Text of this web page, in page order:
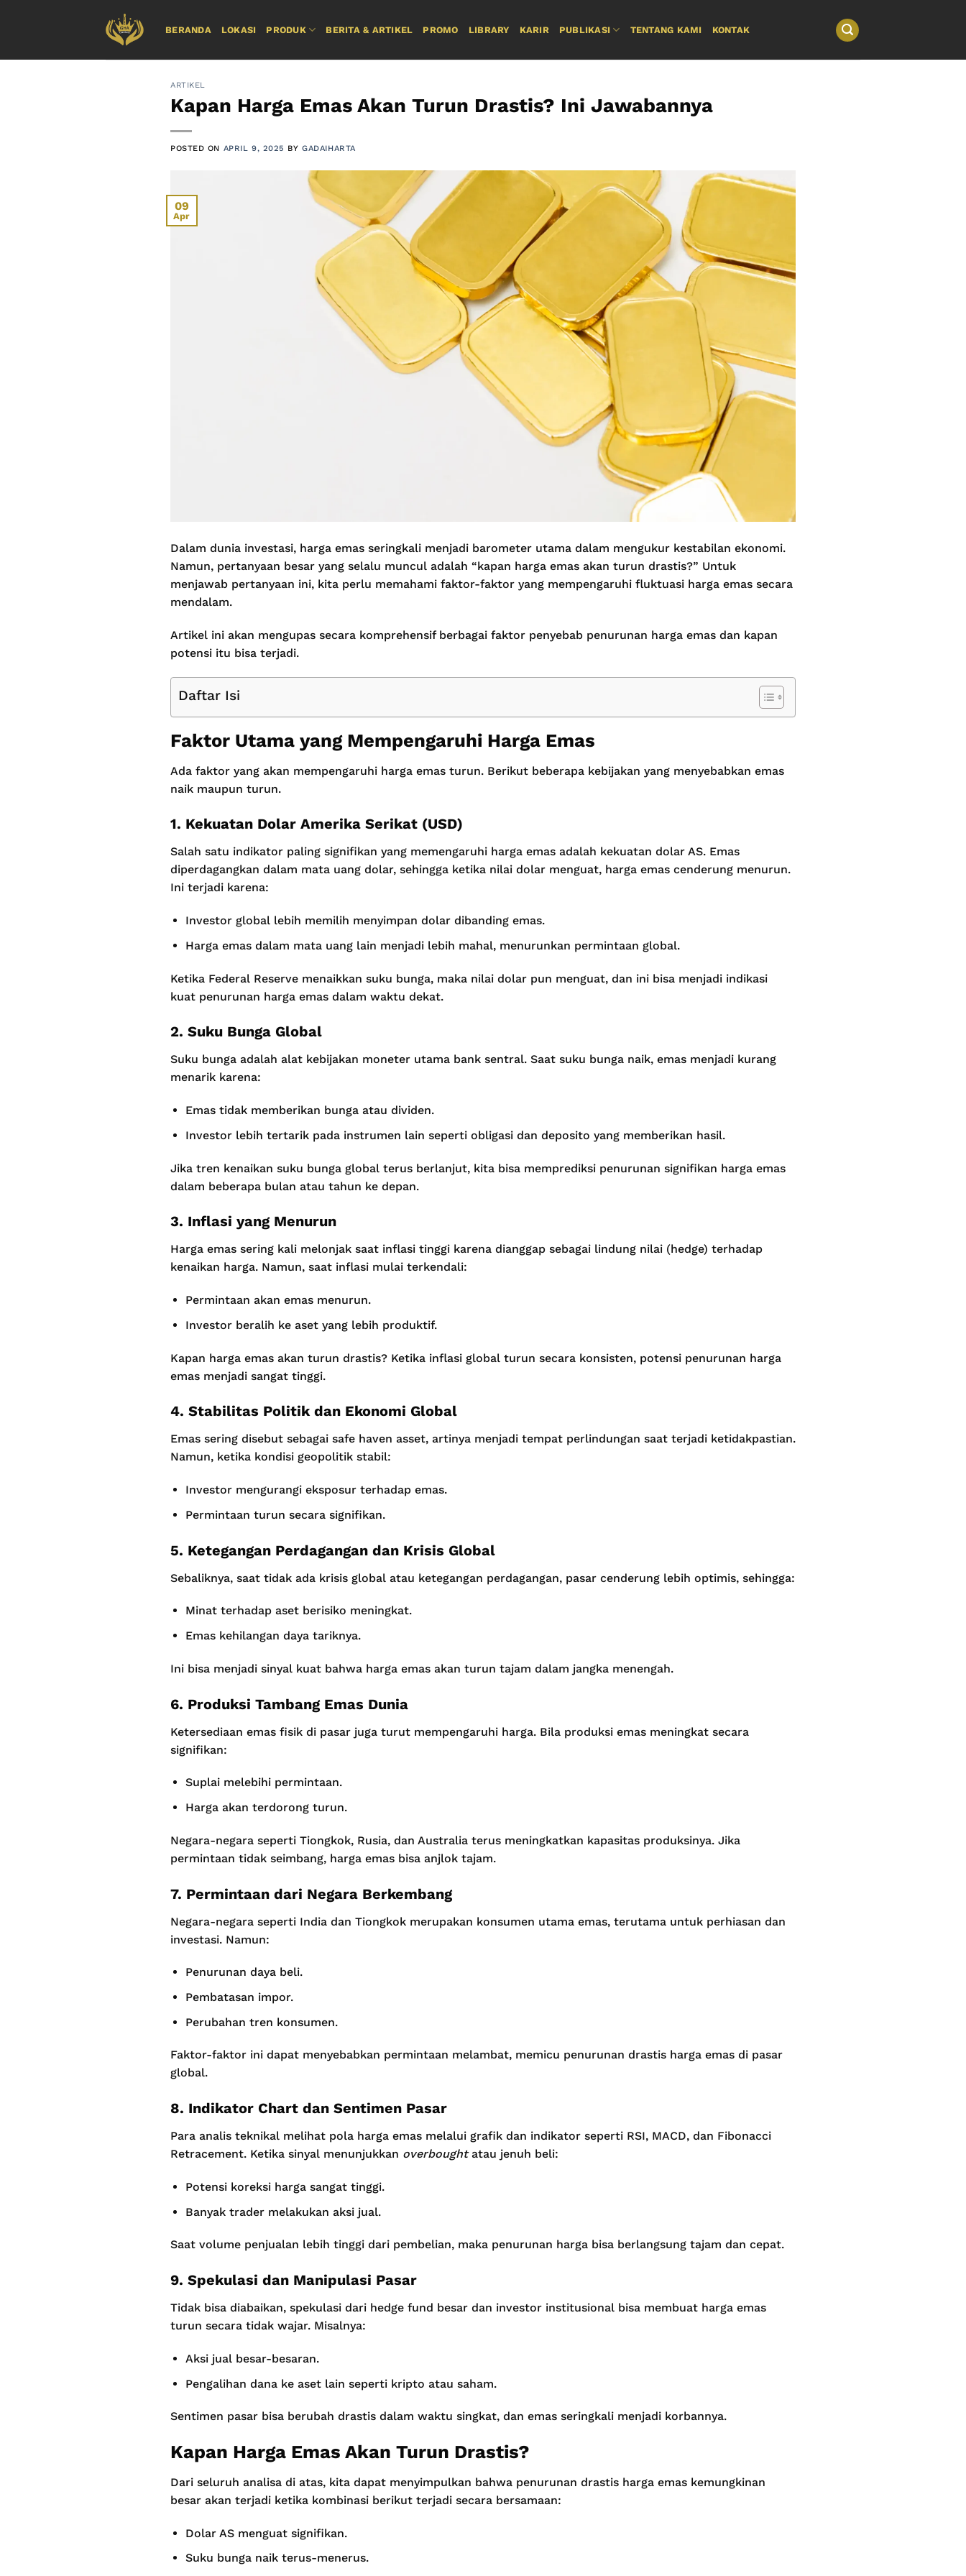
BERANDA LOKASI PRODUK BERITA & ARTIKEL PROMO LIBRARY KARIR PUBLIKASI TENTANG KAMI KONTAK
ARTIKEL
Kapan Harga Emas Akan Turun Drastis? Ini Jawabannya
POSTED ON APRIL 9, 2025 BYGADAIHARTA
09
Apr
Dalam dunia investasi, harga emas seringkali menjadi barometer utama dalam mengukur kestabilan ekonomi.
Namun, pertanyaan besar yang selalu muncul adalah “kapan harga emas akan turun drastis?” Untuk
menjawab pertanyaan ini, kita perlu memahami faktor-faktor yang mempengaruhi fluktuasi harga emas secara
mendalam.
Artikel ini akan mengupas secara komprehensif berbagai faktor penyebab penurunan harga emas dan kapan
potensi itu bisa terjadi.
Daftar Isi
Faktor Utama yang Mempengaruhi Harga Emas
Ada faktor yang akan mempengaruhi harga emas turun. Berikut beberapa kebijakan yang menyebabkan emas
naik maupun turun.
1. Kekuatan Dolar Amerika Serikat (USD)
Salah satu indikator paling signifikan yang memengaruhi harga emas adalah kekuatan dolar AS. Emas
diperdagangkan dalam mata uang dolar, sehingga ketika nilai dolar menguat, harga emas cenderung menurun.
Ini terjadi karena:
Investor global lebih memilih menyimpan dolar dibanding emas.
Harga emas dalam mata uang lain menjadi lebih mahal, menurunkan permintaan global.
Ketika Federal Reserve menaikkan suku bunga, maka nilai dolar pun menguat, dan ini bisa menjadi indikasi
kuat penurunan harga emas dalam waktu dekat.
2. Suku Bunga Global
Suku bunga adalah alat kebijakan moneter utama bank sentral. Saat suku bunga naik, emas menjadi kurang
menarik karena:
Emas tidak memberikan bunga atau dividen.
Investor lebih tertarik pada instrumen lain seperti obligasi dan deposito yang memberikan hasil.
Jika tren kenaikan suku bunga global terus berlanjut, kita bisa memprediksi penurunan signifikan harga emas
dalam beberapa bulan atau tahun ke depan.
3. Inflasi yang Menurun
Harga emas sering kali melonjak saat inflasi tinggi karena dianggap sebagai lindung nilai (hedge) terhadap
kenaikan harga. Namun, saat inflasi mulai terkendali:
Permintaan akan emas menurun.
Investor beralih ke aset yang lebih produktif.
Kapan harga emas akan turun drastis? Ketika inflasi global turun secara konsisten, potensi penurunan harga
emas menjadi sangat tinggi.
4. Stabilitas Politik dan Ekonomi Global
Emas sering disebut sebagai safe haven asset, artinya menjadi tempat perlindungan saat terjadi ketidakpastian.
Namun, ketika kondisi geopolitik stabil:
Investor mengurangi eksposur terhadap emas.
Permintaan turun secara signifikan.
5. Ketegangan Perdagangan dan Krisis Global
Sebaliknya, saat tidak ada krisis global atau ketegangan perdagangan, pasar cenderung lebih optimis, sehingga:
Minat terhadap aset berisiko meningkat.
Emas kehilangan daya tariknya.
Ini bisa menjadi sinyal kuat bahwa harga emas akan turun tajam dalam jangka menengah.
6. Produksi Tambang Emas Dunia
Ketersediaan emas fisik di pasar juga turut mempengaruhi harga. Bila produksi emas meningkat secara
signifikan:
Suplai melebihi permintaan.
Harga akan terdorong turun.
Negara-negara seperti Tiongkok, Rusia, dan Australia terus meningkatkan kapasitas produksinya. Jika
permintaan tidak seimbang, harga emas bisa anjlok tajam.
7. Permintaan dari Negara Berkembang
Negara-negara seperti India dan Tiongkok merupakan konsumen utama emas, terutama untuk perhiasan dan
investasi. Namun:
Penurunan daya beli.
Pembatasan impor.
Perubahan tren konsumen.
Faktor-faktor ini dapat menyebabkan permintaan melambat, memicu penurunan drastis harga emas di pasar
global.
8. Indikator Chart dan Sentimen Pasar
Para analis teknikal melihat pola harga emas melalui grafik dan indikator seperti RSI, MACD, dan Fibonacci
Retracement. Ketika sinyal menunjukkan overboughtatau jenuh beli:
Potensi koreksi harga sangat tinggi.
Banyak trader melakukan aksi jual.
Saat volume penjualan lebih tinggi dari pembelian, maka penurunan harga bisa berlangsung tajam dan cepat.
9. Spekulasi dan Manipulasi Pasar
Tidak bisa diabaikan, spekulasi dari hedge fund besar dan investor institusional bisa membuat harga emas
turun secara tidak wajar. Misalnya:
Aksi jual besar-besaran.
Pengalihan dana ke aset lain seperti kripto atau saham.
Sentimen pasar bisa berubah drastis dalam waktu singkat, dan emas seringkali menjadi korbannya.
Kapan Harga Emas Akan Turun Drastis?
Dari seluruh analisa di atas, kita dapat menyimpulkan bahwa penurunan drastis harga emas kemungkinan
besar akan terjadi ketika kombinasi berikut terjadi secara bersamaan:
Dolar AS menguat signifikan.
Suku bunga naik terus-menerus.